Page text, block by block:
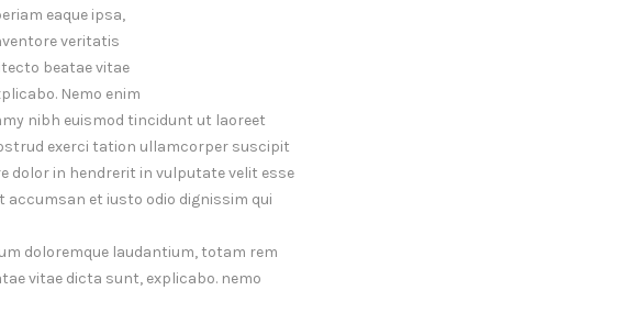
eaque ipsa,
veritatis
beatae vitae
Nemo enim
nibh euismod tincidunt ut laoreet
exerci tation ullamcorper suscipit
dolor in hendrerit in vulputate velit esse
accumsan et iusto odio dignissim qui
doloremque laudantium, totam rem
vitae dicta sunt, explicabo. nemo